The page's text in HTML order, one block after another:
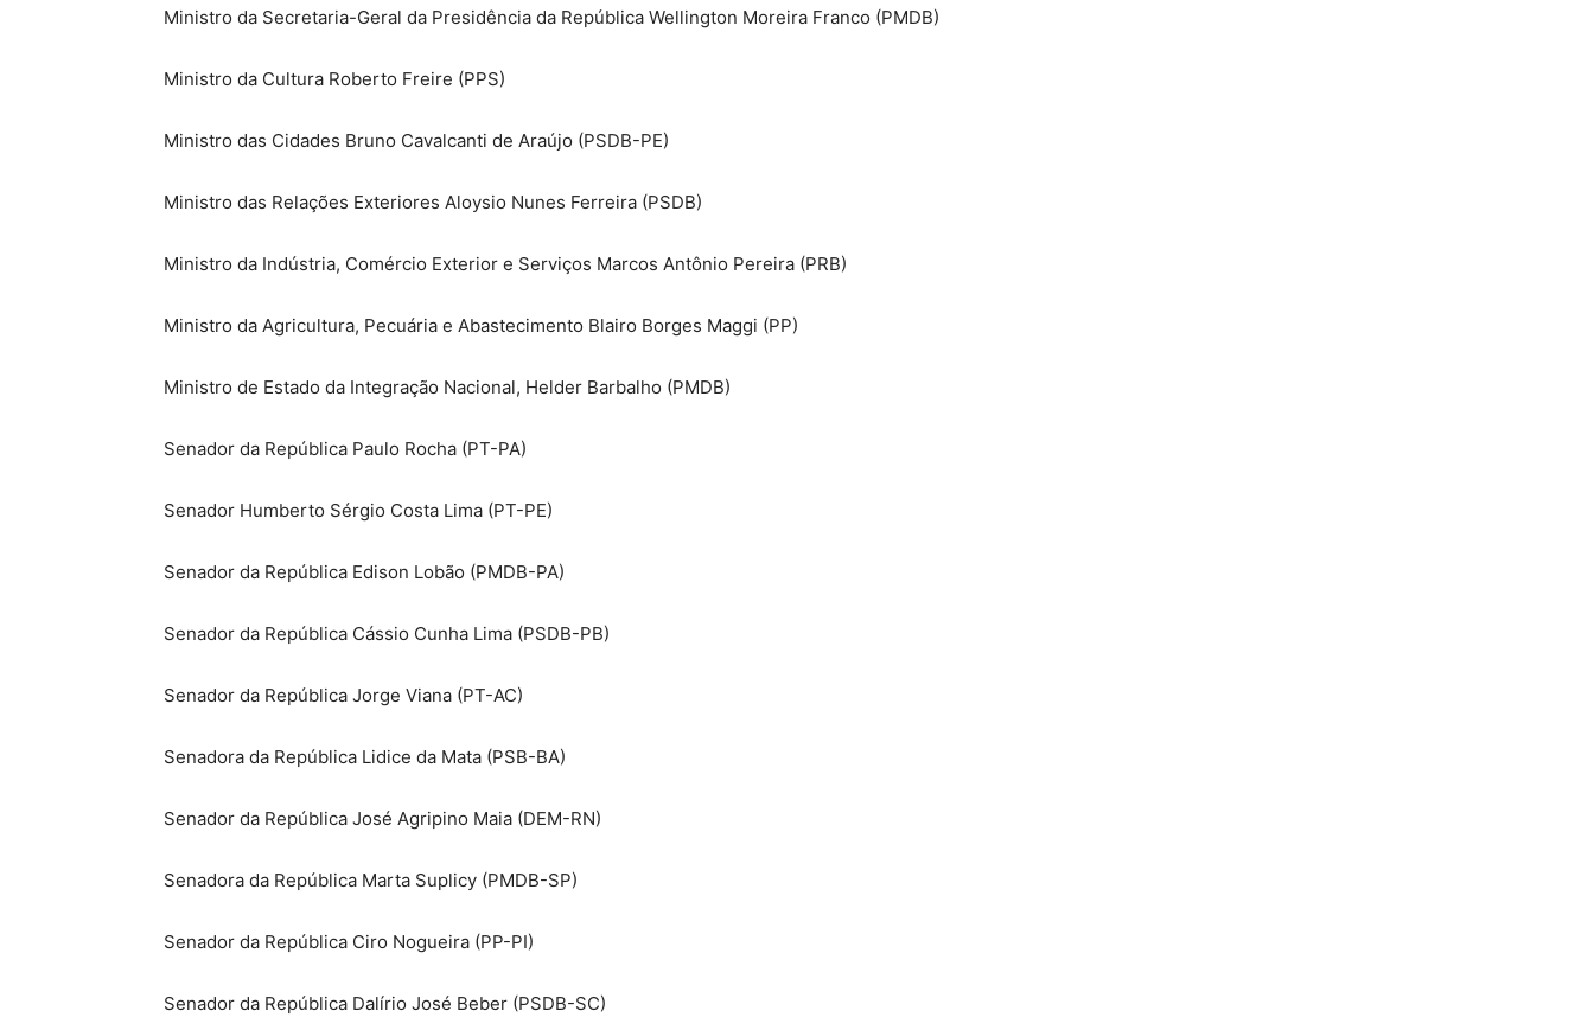
Ministro da Secretaria-Geral da Presidência da República Wellington Moreira Franco (PMDB)
Ministro da Cultura Roberto Freire (PPS)
Ministro das Cidades Bruno Cavalcanti de Araújo (PSDB-PE)
Ministro das Relações Exteriores Aloysio Nunes Ferreira (PSDB)
Ministro da Indústria, Comércio Exterior e Serviços Marcos Antônio Pereira (PRB)
Ministro da Agricultura, Pecuária e Abastecimento Blairo Borges Maggi (PP)
Ministro de Estado da Integração Nacional, Helder Barbalho (PMDB)
Senador da República Paulo Rocha (PT-PA)
Senador Humberto Sérgio Costa Lima (PT-PE)
Senador da República Edison Lobão (PMDB-PA)
Senador da República Cássio Cunha Lima (PSDB-PB)
Senador da República Jorge Viana (PT-AC)
Senadora da República Lidice da Mata (PSB-BA)
Senador da República José Agripino Maia (DEM-RN)
Senadora da República Marta Suplicy (PMDB-SP)
Senador da República Ciro Nogueira (PP-PI)
Senador da República Dalírio José Beber (PSDB-SC)